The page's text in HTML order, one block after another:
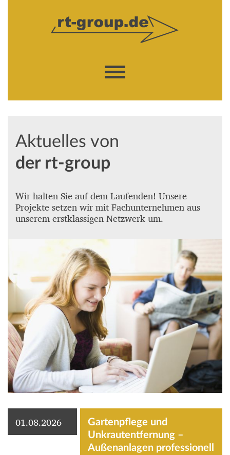
Aktuelles von
der rt-group
Wir halten Sie auf dem Laufenden! Unsere
Projekte setzen wir mit Fachunternehmen aus
unserem erstklassigen Netzwerk um.
01.08.2026
Gartenpflege und
Unkrautentfernung –
Außenanlagen professionell